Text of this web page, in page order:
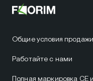
Общие условия продажи
Работайте с нами
Полная маркировка CE и